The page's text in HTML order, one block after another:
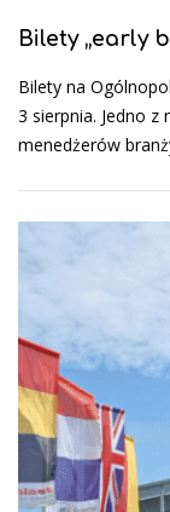
Bilety „early
Bilety na
3 sierpnia. Jedno
menedżerów